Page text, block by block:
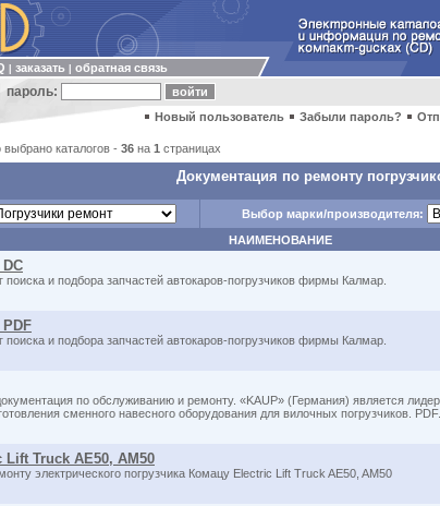
заказать обратная связь
пароль:
Новый пользователь Забыли пароль?
выбрано каталогов - 36 на 1 страницах
Документация по ремонту
Выбор марки/производителя:
НАИМЕНОВАНИЕ
поиска и подбора запчастей автокаров-погрузчиков фирмы Калмар.
поиска и подбора запчастей автокаров-погрузчиков фирмы Калмар.
по обслуживанию и ремонту. «KAUP» (Германия) является
сменного навесного оборудования для вилочных погрузчиков. PDF.
Lift Truck AE50, AM50
электрического погрузчика Комацу Electric Lift Truck AE50, AM50